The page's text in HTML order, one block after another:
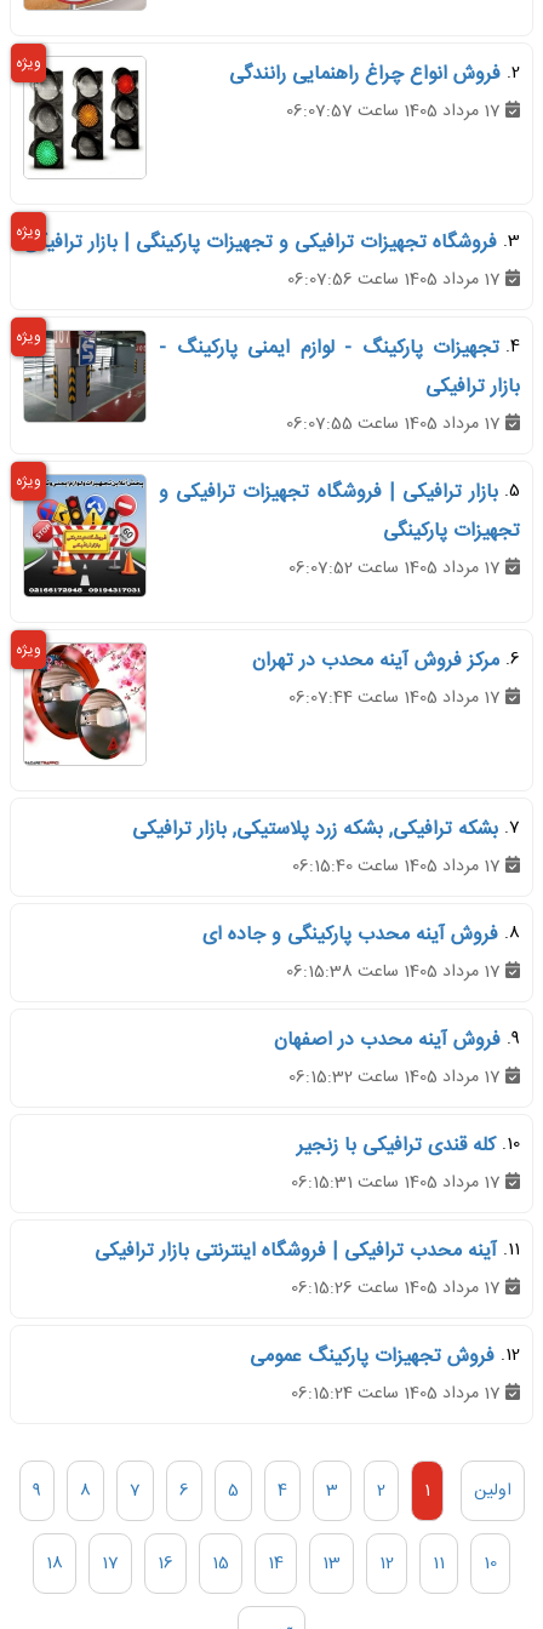
2. فروش انواع چراغ راهنمایی رانندگی ویژه
3. فروشگاه تجهیزات ترافیکی و تجهیزات پارکینگی | بازار ترافیکی
ویژه
4. تجهیزات پارکینگ - لوازم ایمنی پارکینگ -
بازار ترافیکی
ویژه
5. بازار ترافیکی | فروشگاه تجهیزات ترافیکی و
تجهیزات پارکینگی
ویژه
6. مرکز فروش آینه محدب در تهران ویژه
7. بشکه ترافیکی, بشکه زرد پلاستیکی, بازار ترافیکی
8. فروش آینه محدب پارکینگی و جاده ای
9. فروش آینه محدب در اصفهان
10. کله قندی ترافیکی با زنجیر
11. آینه محدب ترافیکی | فروشگاه اینترنتی بازار ترافیکی
12. فروش تجهیزات پارکینگ عمومی
اولین 1
2
3
4
5
6
7
8
9
10
11
12
13
14
15
16
17
18